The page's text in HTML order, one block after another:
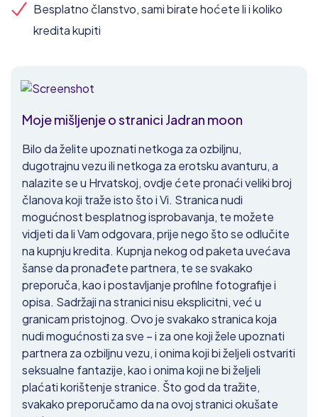
Besplatno članstvo, sami birate hoćete li i koliko
kredita kupiti
Moje mišljenje o stranici Jadran moon
Bilo da želite upoznati netkoga za ozbiljnu,
dugotrajnu vezu ili netkoga za erotsku avanturu, a
nalazite se u Hrvatskoj, ovdje ćete pronaći veliki broj
članova koji traže isto što i Vi. Stranica nudi
mogućnost besplatnog isprobavanja, te možete
vidjeti da li Vam odgovara, prije nego što se odlučite
na kupnju kredita. Kupnja nekog od paketa uvećava
šanse da pronađete partnera, te se svakako
preporuča, kao i postavljanje profilne fotografije i
opisa. Sadržaji na stranici nisu eksplicitni, već u
granicam pristojnog. Ovo je svakako stranica koja
nudi mogućnosti za sve – i za one koji žele upoznati
partnera za ozbiljnu vezu, i onima koji bi željeli ostvariti
seksualne fantazije, kao i onima koji ne bi željeli
plaćati korištenje stranice. Što god da tražite,
svakako preporučamo da na ovoj stranici okušate